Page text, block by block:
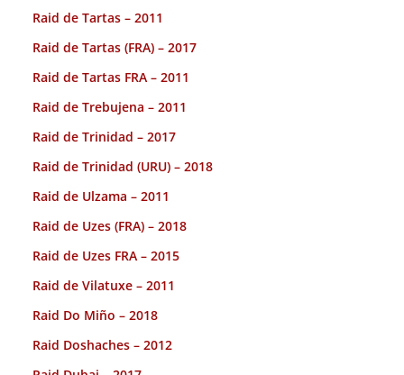
Raid de Tartas – 2011
Raid de Tartas (FRA) – 2017
Raid de Tartas FRA – 2011
Raid de Trebujena – 2011
Raid de Trinidad – 2017
Raid de Trinidad (URU) – 2018
Raid de Ulzama – 2011
Raid de Uzes (FRA) – 2018
Raid de Uzes FRA – 2015
Raid de Vilatuxe – 2011
Raid Do Miño – 2018
Raid Doshaches – 2012